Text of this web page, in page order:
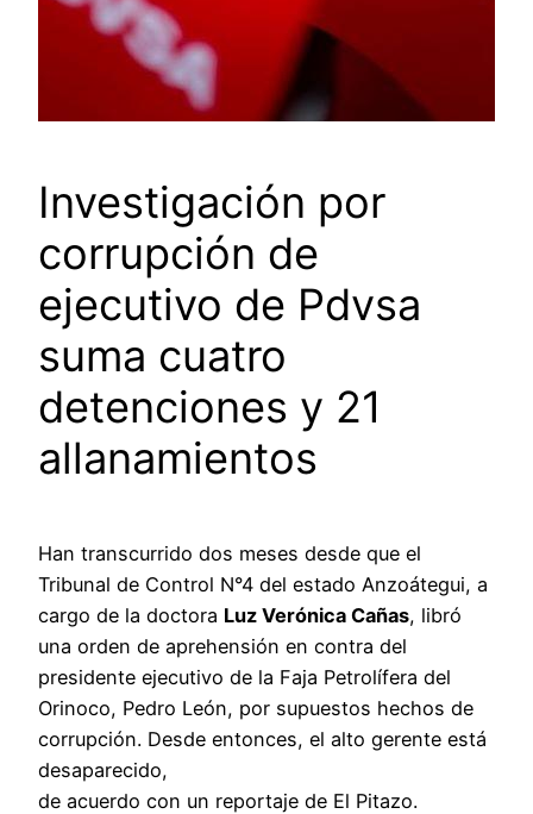
Investigación por
corrupción de
ejecutivo de Pdvsa
suma cuatro
detenciones y 21
allanamientos
Han transcurrido dos meses desde que el
Tribunal de Control N°4 del estado Anzoátegui, a
cargo de la doctora Luz Verónica Cañas, libró
una orden de aprehensión en contra del
presidente ejecutivo de la Faja Petrolífera del
Orinoco, Pedro León, por supuestos hechos de
corrupción. Desde entonces, el alto gerente está
desaparecido,
de acuerdo con un reportaje de El Pitazo.